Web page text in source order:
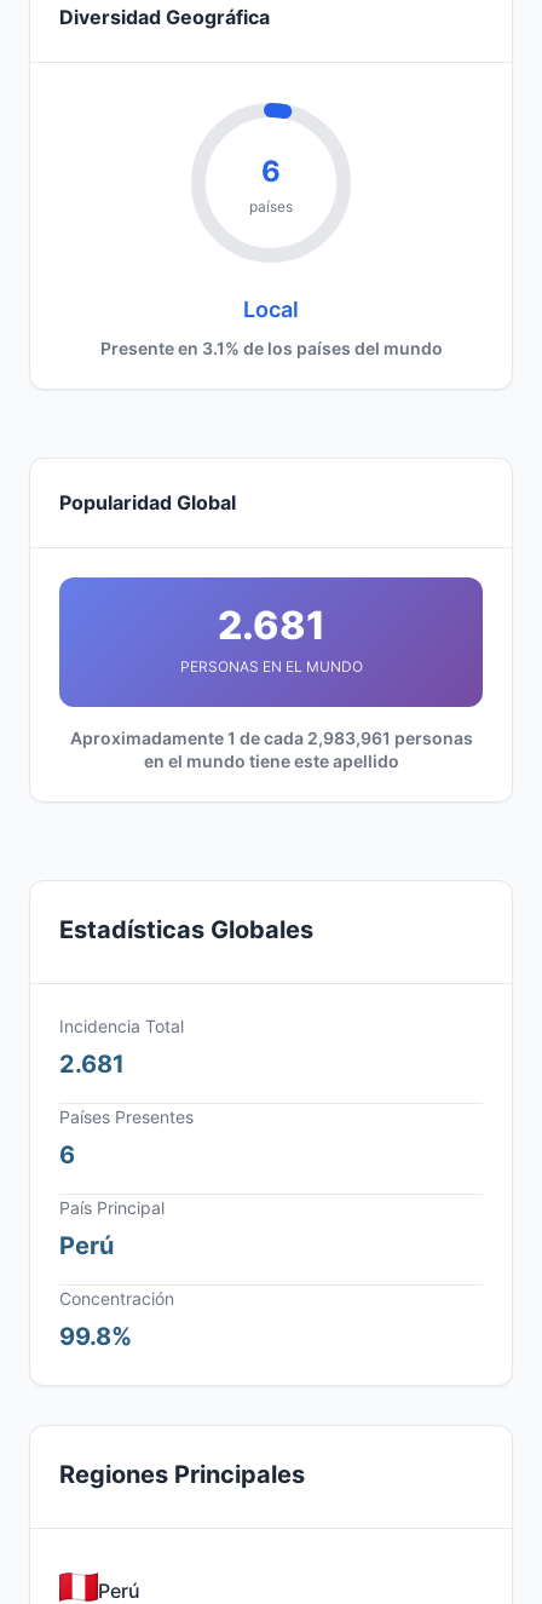
Diversidad Geográfica
6
países
Local
Presente en 3.1% de los países del mundo
Popularidad Global
2.681
PERSONAS EN EL MUNDO
Aproximadamente 1 de cada 2,983,961 personas
en el mundo tiene este apellido
Estadísticas Globales
Incidencia Total
2.681
Países Presentes
6
País Principal
Perú
Concentración
99.8%
Regiones Principales
Perú